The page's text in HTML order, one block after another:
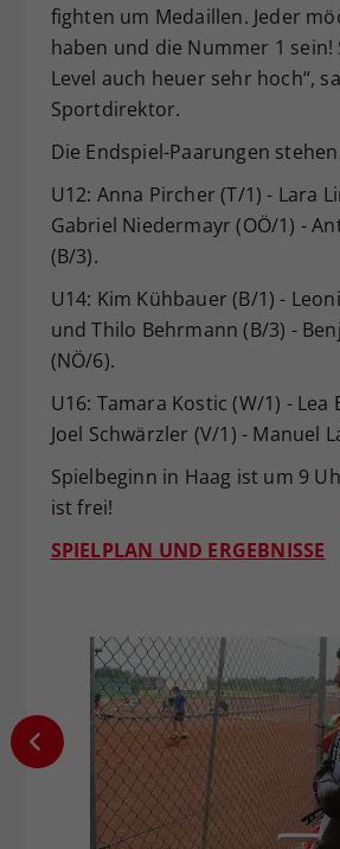
fighten um Medaillen. Jeder
haben und die Nummer 1 sein!
Level auch heuer sehr hoch“,
Sportdirektor.
Die Endspiel-Paarungen
U12: Anna Pircher (T/1) - Lara
Gabriel Niedermayr (OÖ/1) -
(B/3).
U14: Kim Kühbauer (B/1) -
und Thilo Behrmann (B/3) -
(NÖ/6).
U16: Tamara Kostic (W/1) - Lea
Joel Schwärzler (V/1) - Manuel
Spielbeginn in Haag ist um 9
ist frei!
SPIELPLAN UND ERGEBNISSE